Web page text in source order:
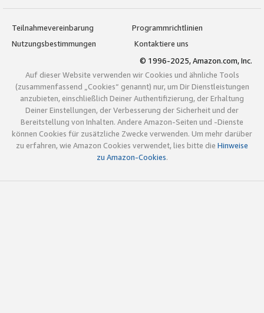
Teilnahmevereinbarung
Programmrichtlinien
Nutzungsbestimmungen
Kontaktiere uns
© 1996-2025, Amazon.com, Inc.
Auf dieser Website verwenden wir Cookies und ähnliche Tools
(zusammenfassend „Cookies“ genannt) nur, um Dir Dienstleistungen
anzubieten, einschließlich Deiner Authentifizierung, der Erhaltung
Deiner Einstellungen, der Verbesserung der Sicherheit und der
Bereitstellung von Inhalten. Andere Amazon-Seiten und -Dienste
können Cookies für zusätzliche Zwecke verwenden. Um mehr darüber
zu erfahren, wie Amazon Cookies verwendet, lies bitte die Hinweise
zu Amazon-Cookies.